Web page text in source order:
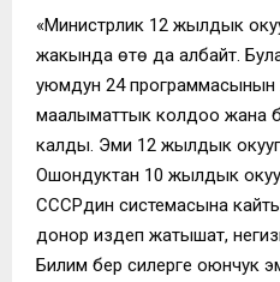
«Министрлик 12 жылдык
жакында өтө да албайт.
уюмдун 24
маалыматтык колдоо жана
калды. Эми 12 жылдык
Ошондуктан 10 жылдык
СССРдин системасына
донор издеп жатышат,
Билим берүү силерге оюнчук